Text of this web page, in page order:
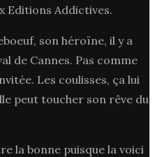
Editions Addictives.
son héroïne, il y a
de Cannes. Pas comme
Les coulisses, ça lui
peut toucher son rêve du
la bonne puisque la voici